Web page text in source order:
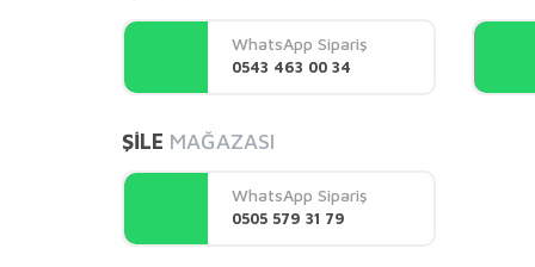
Ürün açıklamasında eksik bilgiler bulunuyor.
Ürün bilgilerinde hatalar bulunuyor.
Ürün fiyatı diğer sitelerden daha pahalı.
Bu ürüne benzer farklı alternatifler olmalı.
WhatsApp Sipariş
0543 463 00 34
ŞİLE MAĞAZASI
WhatsApp Sipariş
0505 579 31 79